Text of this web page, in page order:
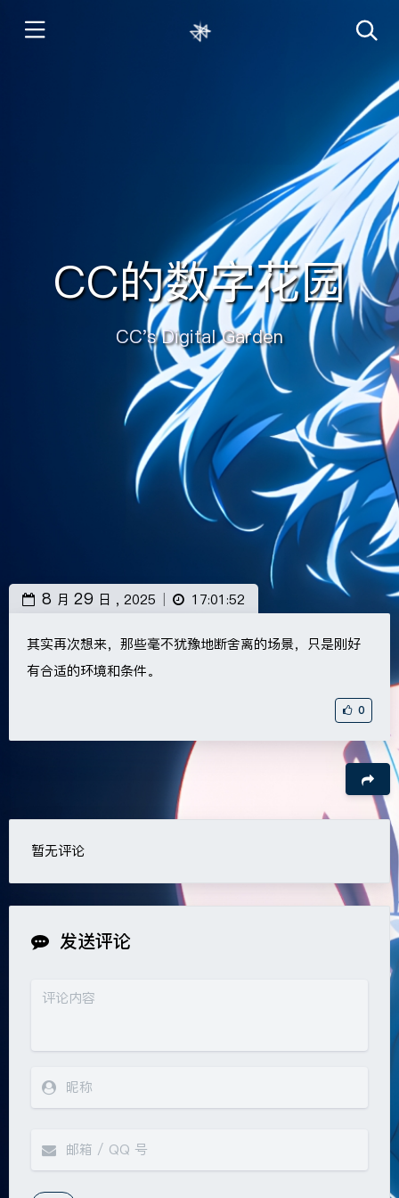
CC的数字花园
CC's Digital Garden
8 月 29 日 , 2025 17:01:52
其实再次想来，那些毫不犹豫地断舍离的场景，只是刚好
有合适的环境和条件。
0
豆
暂无评论
发送评论